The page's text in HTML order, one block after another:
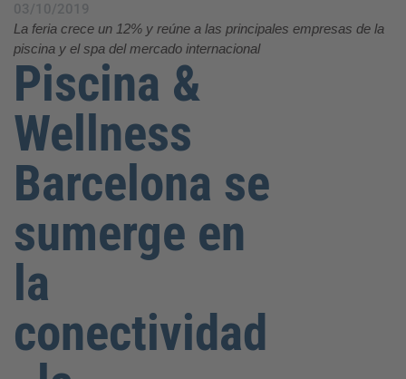
03/10/2019
La feria crece un 12% y reúne a las principales empresas de la
piscina y el spa del mercado internacional
Piscina &
Wellness
Barcelona se
sumerge en
la
conectividad